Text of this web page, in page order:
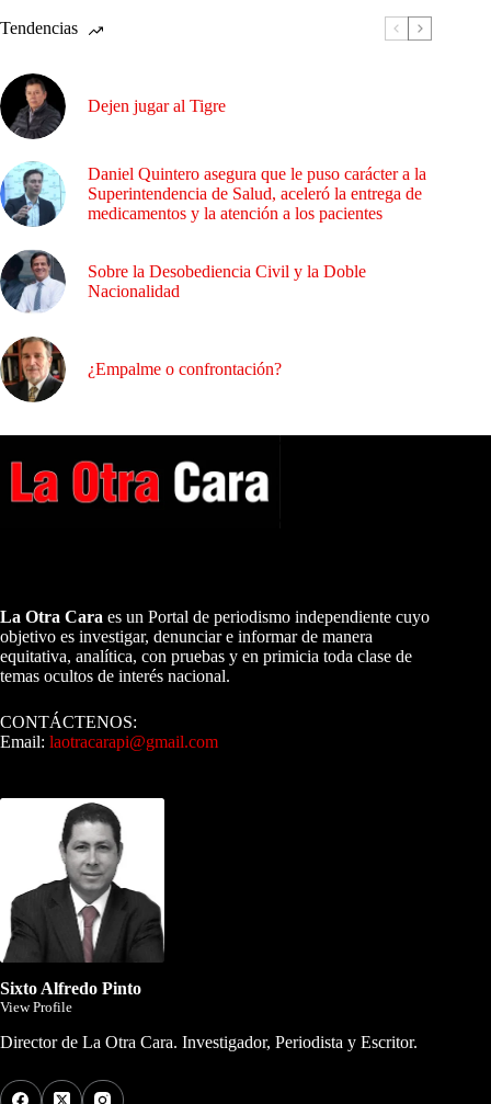
Tendencias
Dejen jugar al Tigre
Daniel Quintero asegura que le puso carácter a la
Superintendencia de Salud, aceleró la entrega de
medicamentos y la atención a los pacientes
Sobre la Desobediencia Civil y la Doble
Nacionalidad
¿Empalme o confrontación?
La Otra Cara es un Portal de periodismo independiente cuyo
objetivo es investigar, denunciar e informar de manera
equitativa, analítica, con pruebas y en primicia toda clase de
temas ocultos de interés nacional.
CONTÁCTENOS:
Email: laotracarapi@gmail.com
Sixto Alfredo Pinto
View Profile
Director de La Otra Cara. Investigador, Periodista y Escritor.